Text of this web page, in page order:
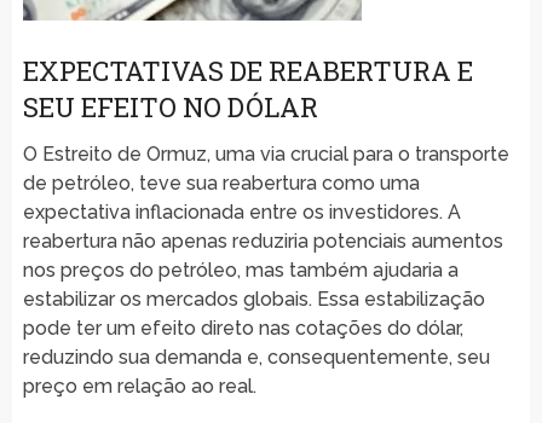
EXPECTATIVAS DE REABERTURA E
SEU EFEITO NO DÓLAR
O Estreito de Ormuz, uma via crucial para o transporte
de petróleo, teve sua reabertura como uma
expectativa inflacionada entre os investidores. A
reabertura não apenas reduziria potenciais aumentos
nos preços do petróleo, mas também ajudaria a
estabilizar os mercados globais. Essa estabilização
pode ter um efeito direto nas cotações do dólar,
reduzindo sua demanda e, consequentemente, seu
preço em relação ao real.